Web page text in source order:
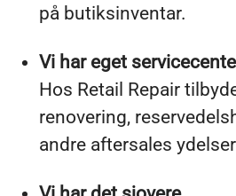
på butiksinventar.
Vi har eget
Hos Retail Repair
renovering,
andre aftersales